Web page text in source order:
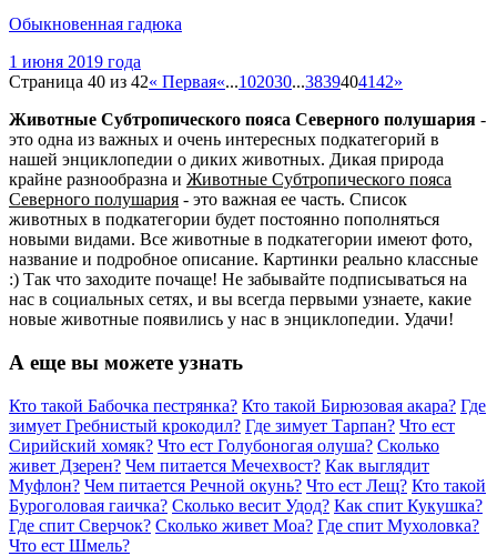
Обыкновенная гадюка
1 июня 2019 года
Страница 40 из 42« Первая«...102030...3839404142»
Животные Субтропического пояса Северного полушария -
это одна из важных и очень интересных подкатегорий в
нашей энциклопедии о диких животных. Дикая природа
крайне разнообразна и Животные Субтропического пояса
Северного полушария - это важная ее часть. Список
животных в подкатегории будет постоянно пополняться
новыми видами. Все животные в подкатегории имеют фото,
название и подробное описание. Картинки реально классные
:) Так что заходите почаще! Не забывайте подписываться на
нас в социальных сетях, и вы всегда первыми узнаете, какие
новые животные появились у нас в энциклопедии. Удачи!
А еще вы можете узнать
Кто такой Бабочка пестрянка? Кто такой Бирюзовая акара? Где
зимует Гребнистый крокодил? Где зимует Тарпан? Что ест
Сирийский хомяк? Что ест Голубоногая олуша? Сколько
живет Дзерен? Чем питается Мечехвост? Как выглядит
Муфлон? Чем питается Речной окунь? Что ест Лещ? Кто такой
Буроголовая гаичка? Сколько весит Удод? Как спит Кукушка?
Где спит Сверчок? Сколько живет Моа? Где спит Мухоловка?
Что ест Шмель?